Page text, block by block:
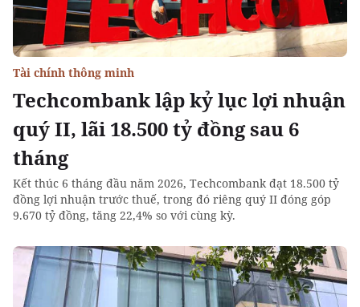
Techcombank lập kỷ lục lợi nhuận
quý II, lãi 18.500 tỷ đồng sau 6
tháng
Tài chính thông minh
Kết thúc 6 tháng đầu năm 2026, Techcombank đạt 18.500 tỷ
đồng lợi nhuận trước thuế, trong đó riêng quý II đóng góp
9.670 tỷ đồng, tăng 22,4% so với cùng kỳ.